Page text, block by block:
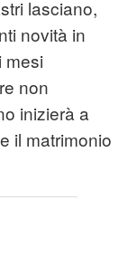
lasciano,
novità in
mesi
non
inizierà a
il matrimonio